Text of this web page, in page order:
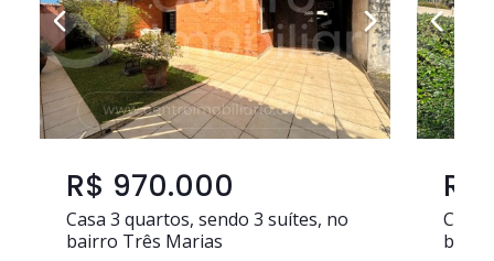
R$ 970.000
Casa 3 quartos, sendo 3 suítes, no
bairro Três Marias
Casa